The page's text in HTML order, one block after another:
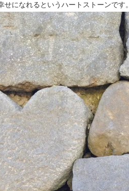
になれるというハートストーンです。